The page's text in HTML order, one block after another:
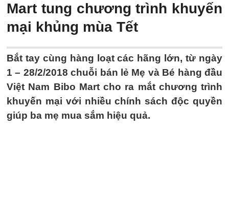
Mart tung chương trình khuyến
mại khủng mùa Tết
Bắt tay cùng hàng loạt các hãng lớn, từ ngày
1 – 28/2/2018 chuỗi bán lẻ Mẹ và Bé hàng đầu
Việt Nam Bibo Mart cho ra mắt chương trình
khuyến mại với nhiều chính sách độc quyền
giúp ba mẹ mua sắm hiệu quả.